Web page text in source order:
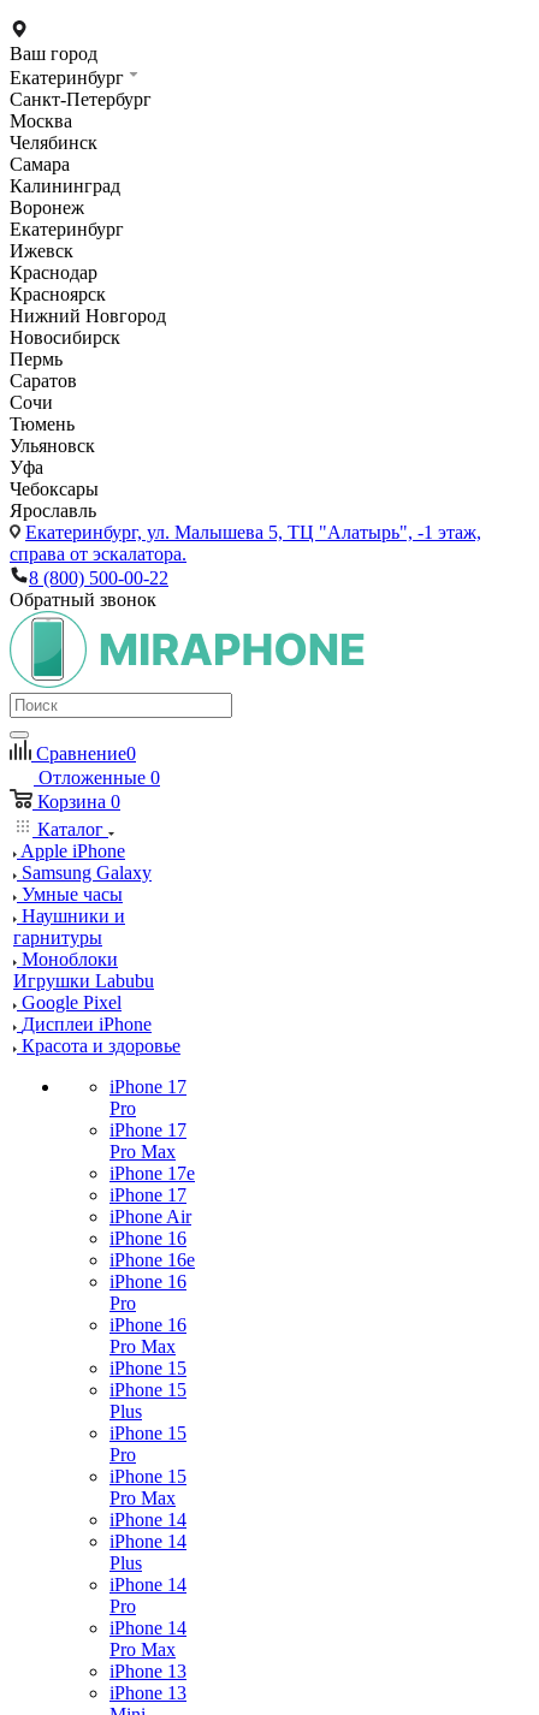
Ваш город
Екатеринбург
Санкт-Петербург
Москва
Челябинск
Самара
Калининград
Воронеж
Екатеринбург
Ижевск
Краснодар
Красноярск
Нижний Новгород
Новосибирск
Пермь
Саратов
Сочи
Тюмень
Ульяновск
Уфа
Чебоксары
Ярославль
Екатеринбург, ул. Малышева 5, ТЦ "Алатырь", -1 этаж,
справа от эскалатора.
8 (800) 500-00-22
Обратный звонок
Сравнение0
Отложенные 0
Корзина 0
Каталог
Apple iPhone
Samsung Galaxy
Умные часы
Наушники и
гарнитуры
Моноблоки
Игрушки Labubu
Google Pixel
Дисплеи iPhone
Красота и здоровье
iPhone 17
Pro
iPhone 17
Pro Max
iPhone 17e
iPhone 17
iPhone Air
iPhone 16
iPhone 16e
iPhone 16
Pro
iPhone 16
Pro Max
iPhone 15
iPhone 15
Plus
iPhone 15
Pro
iPhone 15
Pro Max
iPhone 14
iPhone 14
Plus
iPhone 14
Pro
iPhone 14
Pro Max
iPhone 13
iPhone 13